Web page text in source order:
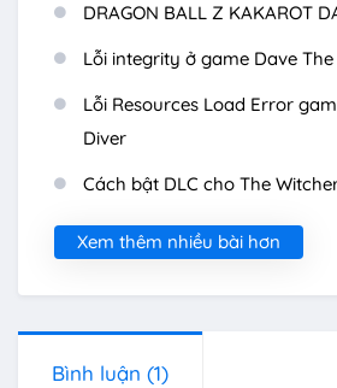
DRAGON BALL Z KAKAROT
Lỗi integrity ở game Dave
Lỗi Resources Load Error
Diver
Cách bật DLC cho The
Xem thêm nhiều bài hơn
Bình luận (1)